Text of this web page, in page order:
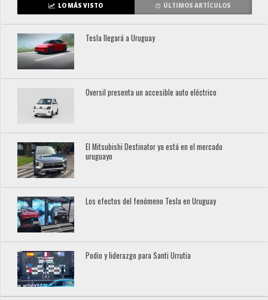
LO MÁS VISTO ÚLTIMOS ARTÍCULOS
Tesla llegará a Uruguay
Oversil presenta un accesible auto eléctrico
El Mitsubishi Destinator ya está en el mercado
uruguayo
Los efectos del fenómeno Tesla en Uruguay
Podio y liderazgo para Santi Urrutia